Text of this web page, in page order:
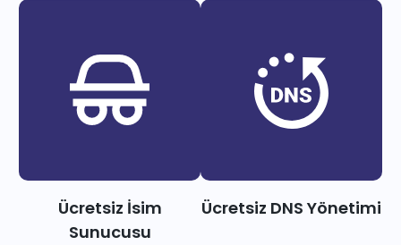
Ücretsiz İsim
Sunucusu
Ücretsiz DNS Yönetimi